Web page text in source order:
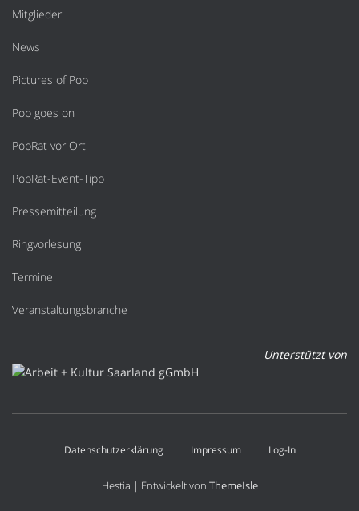
Mitglieder
News
Pictures of Pop
Pop goes on
PopRat vor Ort
PopRat-Event-Tipp
Pressemitteilung
Ringvorlesung
Termine
Veranstaltungsbranche
Unterstützt von
Datenschutzerklärung Impressum Log-In
Hestia | Entwickelt von ThemeIsle